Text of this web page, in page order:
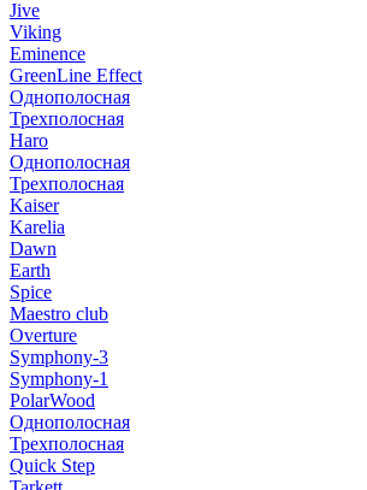
Jive
Viking
Eminence
GreenLine Effect
Однополосная
Трехполосная
Haro
Однополосная
Трехполосная
Kaiser
Karelia
Dawn
Earth
Spice
Maestro club
Overture
Symphony-3
Symphony-1
PolarWood
Однополосная
Трехполосная
Quick Step